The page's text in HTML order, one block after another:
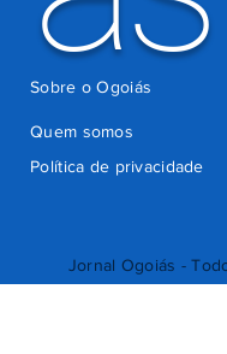
Jornal Ogoiás -
Quem somos
Política de privacidade
Sobre o Ogoiás